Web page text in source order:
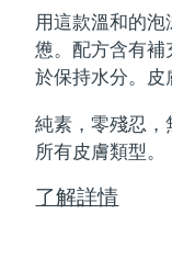
用這款溫和的
憊。配方含有
於保持水分。皮
純素，零殘忍
所有皮膚類型。
了解詳情
All
All
All
All
All
All
痘肌護理
法屬玻里尼西亞
直布羅陀
希臘